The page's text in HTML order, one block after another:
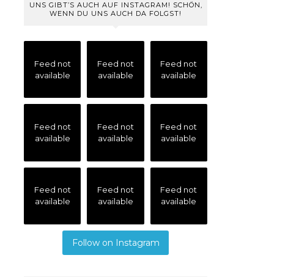
UNS GIBT’S AUCH AUF INSTAGRAM! SCHÖN,
WENN DU UNS AUCH DA FOLGST!
Feed not
available
Feed not
available
Feed not
available
Feed not
available
Feed not
available
Feed not
available
Feed not
available
Feed not
available
Feed not
available
Follow on Instagram